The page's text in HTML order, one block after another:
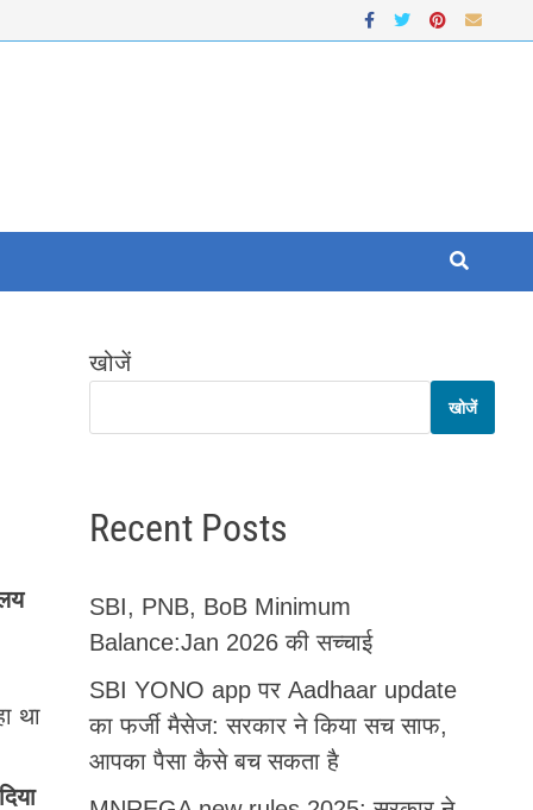
था
खोजें
खोजें
Recent Posts
SBI, PNB, BoB Minimum
Balance:Jan 2026 की सच्चाई
SBI YONO app पर Aadhaar update
का फर्जी मैसेज: सरकार ने किया सच साफ,
आपका पैसा कैसे बच सकता है